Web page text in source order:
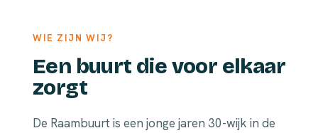
WIE ZIJN WIJ?
Een buurt die voor elkaar
zorgt
De Raambuurt is een jonge jaren 30-wijk in de